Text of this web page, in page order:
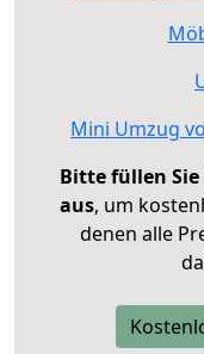
Mini Umzug
Bitte füllen
aus, um
denen alle